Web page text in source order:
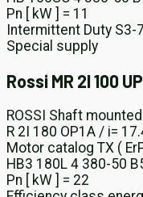
Pn [ kW ] = 11
Intermittent Duty S3-
Special supply
Rossi MR 2I 100
ROSSI Shaft
R 2I 180 OP1A / i=
Motor catalog TX (
HB3 180L 4 380-50
Pn [ kW ] = 22